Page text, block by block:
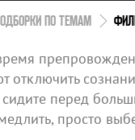
ПО ТЕМАМ
отключить
перед
просто